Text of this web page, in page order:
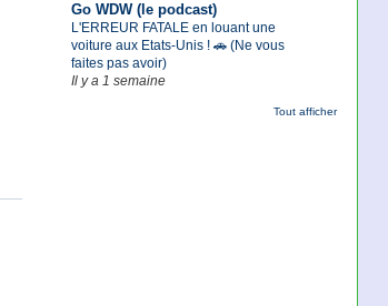
Go WDW (le podcast)
L'ERREUR FATALE en louant une
voiture aux Etats-Unis ! 🚗 (Ne vous
faites pas avoir)
Il y a 1 semaine
Tout afficher